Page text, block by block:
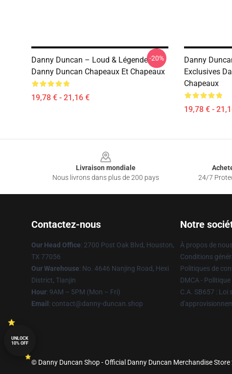
Danny Duncan – Loud & Légende
Danny Duncan Chapeaux Et Chapeaux
19,78 € - 21,16 €
-20%
Danny
Exclusives
Chapeaux
19,78 € -
Livraison mondiale
Nous livrons dans plus de 200 pays
24/7
Contactez-nous
Our Head Office: 2700 Post Oak Blvd, Houston,
TX 77056
Our Warehouse: No. 4646 Nanjing Road, Hexi
District, Tianjin
Hour: 9AM – 5PM (Mon – Fri)
Email : contact@danny-duncan.shop
Notre
À propos de
Conditions
Politiques de
DMCA -
C.A. SB657 : Loi
© Danny Duncan Shop - Official Danny Duncan Merchandise
UNLOCK
10% OFF